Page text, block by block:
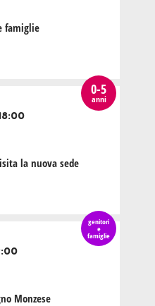
famiglie
0-5
anni
la nuova sede
genitori
e
famiglie
Monzese